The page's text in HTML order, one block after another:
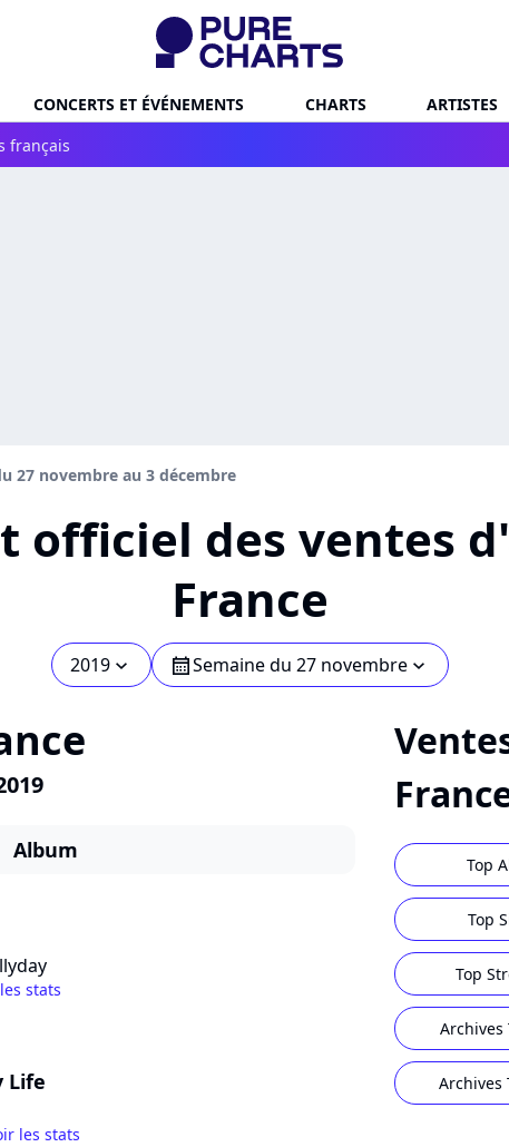
CONCERTS ET ÉVÉNEMENTS CHARTS ARTISTES
français
27 novembre au 3 décembre
officiel des ventes
France
2019chevron_bot calendarSemaine du 27 novembrechevron_bot
Album
stats
Life
les stats
Top
Top
Top
Archives
Archives